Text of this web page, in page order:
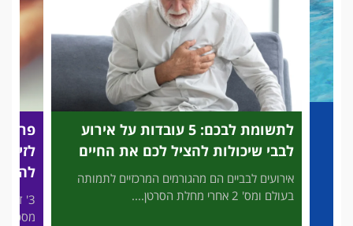
לתשומת לבכם: 5 עובדות על אירוע
לבבי שיכולות להציל לכם את החיים
אירועים לבביים הם מהגורמים המרכזיים לתמותה
בעולם ומס' 2 אחרי מחלת הסרטן....
3' דק
מסכן